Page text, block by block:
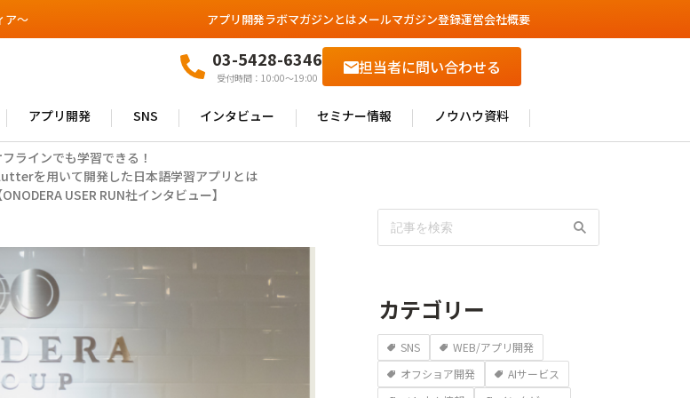
ア～ アプリ開発ラボマガジンとはメールマガジン登録運営会社概要
03-5428-6346
受付時間：10:00〜19:00
担当者に問い合わせる
アプリ開発 SNS インタビュー セミナー情報 ノウハウ資料
フラインでも学習できる！
を用いて開発した日本語学習アプリとは
ONODERA USER RUN社インタビュー】
カテゴリー
SNS
WEB/アプリ開発
オフショア開発
AIサービス